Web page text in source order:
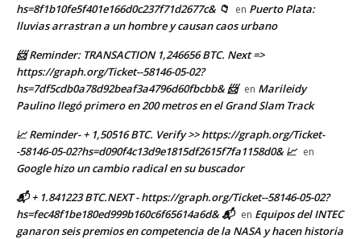
hs=8f1b10fe5f401e166d0c237f71d2677c& 📁 en Puerto Plata:
lluvias arrastran a un hombre y causan caos urbano
📨 Reminder: TRANSACTION 1,246656 BTC. Next =>
https://graph.org/Ticket--58146-05-02?
hs=7df5cdb0a78d92beaf3a4796d60fbcbb& 📨 en Marileidy
Paulino llegó primero en 200 metros en el Grand Slam Track
📈 Reminder- + 1,50516 BTC. Verify >> https://graph.org/Ticket-
-58146-05-02?hs=d090f4c13d9e1815df2615f7fa1158d0& 📈 en
Google hizo un cambio radical en su buscador
📬 + 1.841223 BTC.NEXT - https://graph.org/Ticket--58146-05-02?
hs=fec48f1be180ed999b160c6f65614a6d& 📬 en Equipos del INTEC
ganaron seis premios en competencia de la NASA y hacen historia